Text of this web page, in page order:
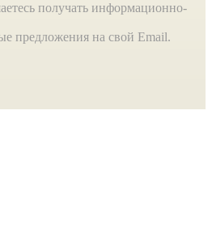
получать информационно-
предложения на свой Email.